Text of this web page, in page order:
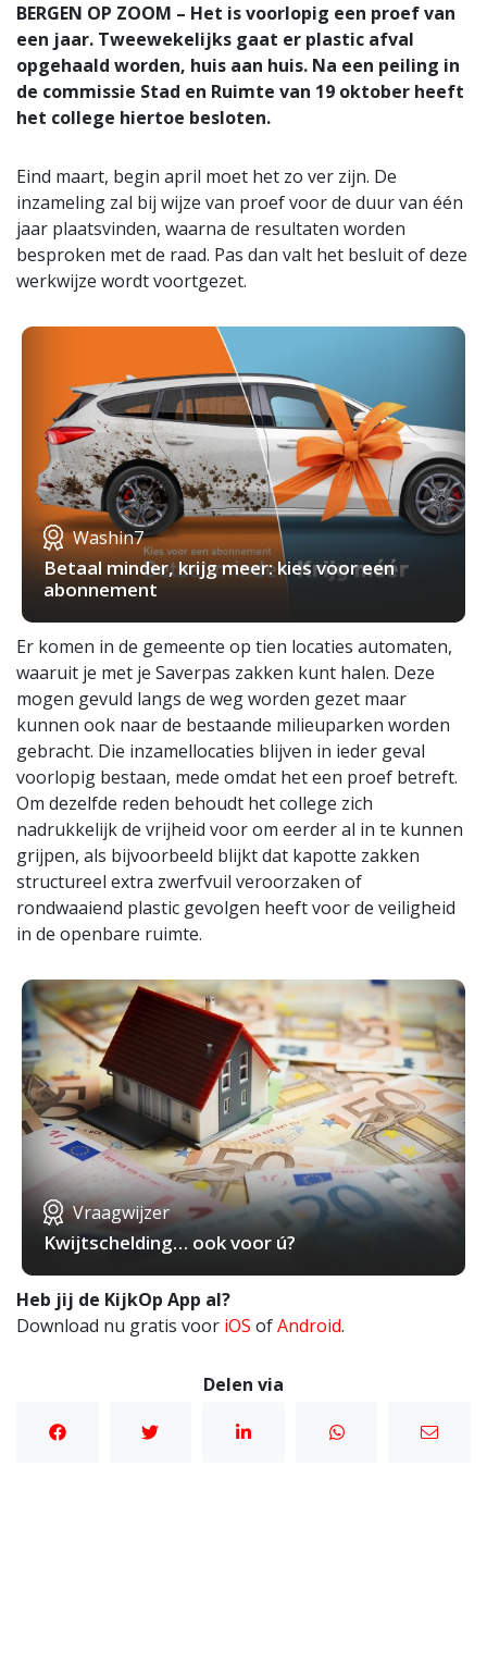
BERGEN OP ZOOM – Het is voorlopig een proef van
een jaar. Tweewekelijks gaat er plastic afval
opgehaald worden, huis aan huis. Na een peiling in
de commissie Stad en Ruimte van 19 oktober heeft
het college hiertoe besloten.
Eind maart, begin april moet het zo ver zijn. De
inzameling zal bij wijze van proef voor de duur van één
jaar plaatsvinden, waarna de resultaten worden
besproken met de raad. Pas dan valt het besluit of deze
werkwijze wordt voortgezet.
Washin7
Betaal minder, krijg meer: kies voor een
abonnement
Er komen in de gemeente op tien locaties automaten,
waaruit je met je Saverpas zakken kunt halen. Deze
mogen gevuld langs de weg worden gezet maar
kunnen ook naar de bestaande milieuparken worden
gebracht. Die inzamellocaties blijven in ieder geval
voorlopig bestaan, mede omdat het een proef betreft.
Om dezelfde reden behoudt het college zich
nadrukkelijk de vrijheid voor om eerder al in te kunnen
grijpen, als bijvoorbeeld blijkt dat kapotte zakken
structureel extra zwerfvuil veroorzaken of
rondwaaiend plastic gevolgen heeft voor de veiligheid
in de openbare ruimte.
Vraagwijzer
Kwijtschelding… ook voor ú?
Heb jij de KijkOp App al?
Download nu gratis voor iOS ofAndroid.
Delen via